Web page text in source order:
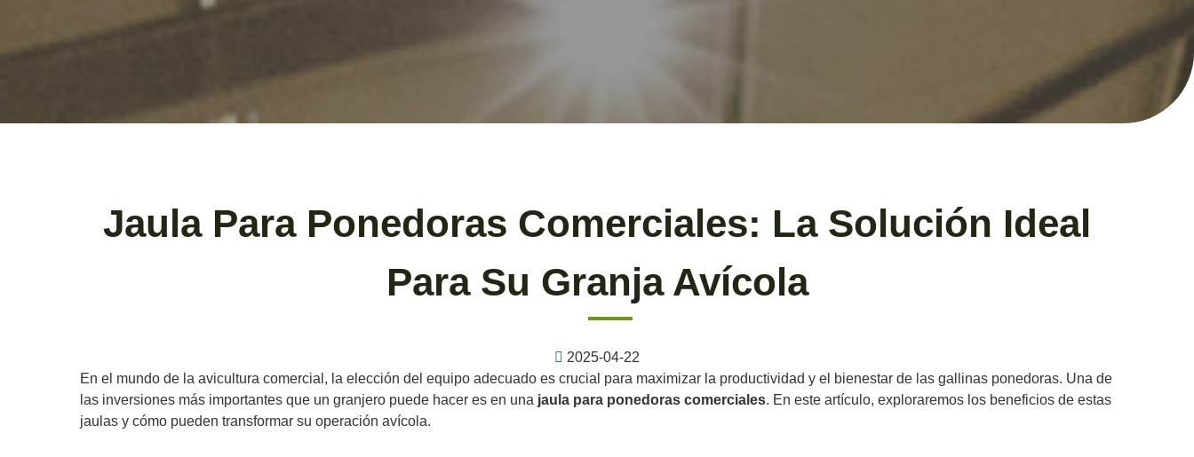
Jaula Para Ponedoras Comerciales: La Solución Ideal
Para Su Granja Avícola
2025-04-22
En el mundo de la avicultura comercial, la elección del equipo adecuado es crucial para maximizar la productividad y el bienestar de las gallinas ponedoras. Una de
las inversiones más importantes que un granjero puede hacer es en una jaula para ponedoras comerciales. En este artículo, exploraremos los beneficios de estas
jaulas y cómo pueden transformar su operación avícola.